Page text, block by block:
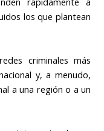
los que plantean
criminales más
y, a menudo,
a una región o a un